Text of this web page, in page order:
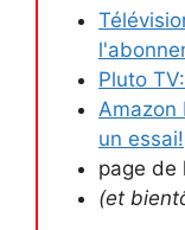
Pluto
Amazon
un essai!
page de
(et